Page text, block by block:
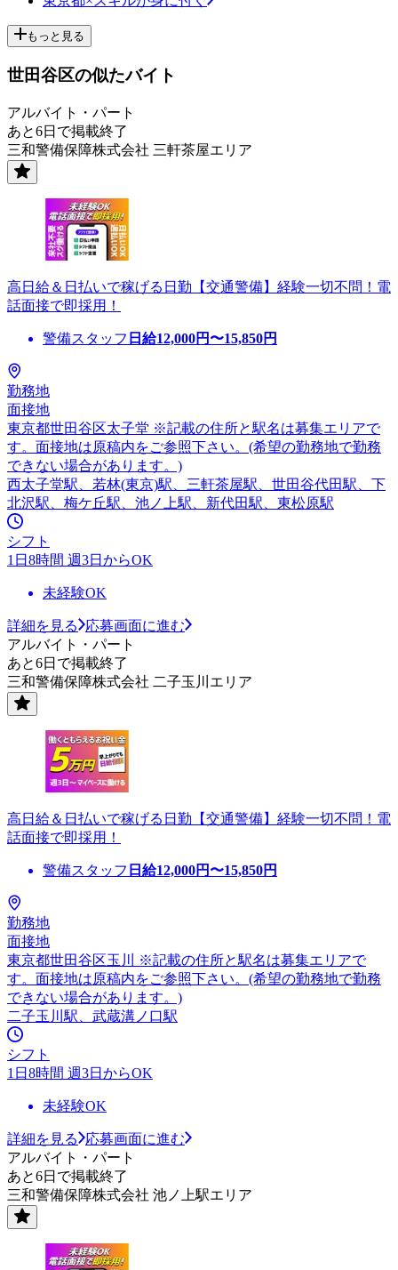
もっと見る
世田谷区の似たバイト
アルバイト・パート
あと6日で掲載終了
三和警備保障株式会社 三軒茶屋エリア
高日給＆日払いで稼げる日勤【交通警備】経験一切不問！電
話面接で即採用！
警備スタッフ 日給12,000円〜15,850円
勤務地
面接地
東京都世田谷区太子堂 ※記載の住所と駅名は募集エリアで
す。面接地は原稿内をご参照下さい。(希望の勤務地で勤務
できない場合があります。)
西太子堂駅、若林(東京)駅、三軒茶屋駅、世田谷代田駅、下
北沢駅、梅ケ丘駅、池ノ上駅、新代田駅、東松原駅
シフト
1日8時間 週3日からOK
未経験OK
詳細を見る
応募画面に進む
アルバイト・パート
あと6日で掲載終了
三和警備保障株式会社 二子玉川エリア
高日給＆日払いで稼げる日勤【交通警備】経験一切不問！電
話面接で即採用！
警備スタッフ 日給12,000円〜15,850円
勤務地
面接地
東京都世田谷区玉川 ※記載の住所と駅名は募集エリアで
す。面接地は原稿内をご参照下さい。(希望の勤務地で勤務
できない場合があります。)
二子玉川駅、武蔵溝ノ口駅
シフト
1日8時間 週3日からOK
未経験OK
詳細を見る
応募画面に進む
アルバイト・パート
あと6日で掲載終了
三和警備保障株式会社 池ノ上駅エリア